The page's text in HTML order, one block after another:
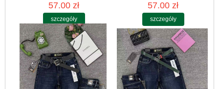
57.00 zł
szczegóły
57.00 zł
szczegóły